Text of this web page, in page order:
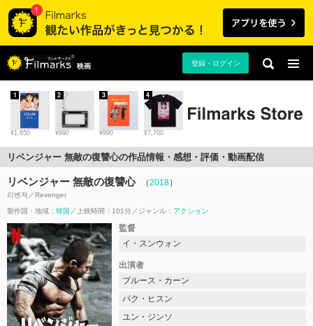
映画 登録・ログイン
¥1,650
1
¥990
2
¥990
3
¥7,700
4
リベンジャー 無敵の復讐心の作品情報・感想・評価・動画配信
リベンジャー 無敵の復讐心 （2018）
리벤져／Revenger
製作国・地域： 韓国 上映時間：101分 ジャンル： アクション
監督
イ・スンウォン
出演者
ブルース・カーン
パク・ヒスン
ユン・ジンソ